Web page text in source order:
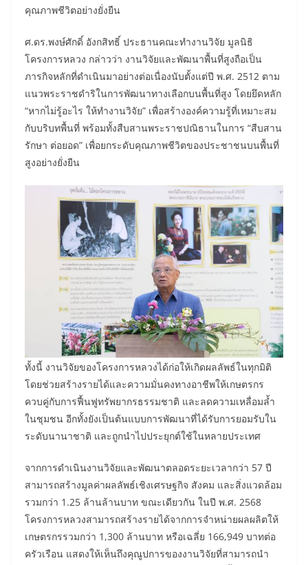
คุณภาพชีวิตอย่างยั่งยืน
ศ.ดร.พงษ์ศักดิ์ อังกสิทธิ์ ประธานคณะทำงานวิจัย มูลนิธิ
โครงการหลวง กล่าวว่า งานวิจัยและพัฒนาพื้นที่สูงถือเป็น
ภารกิจหลักที่ดำเนินมาอย่างต่อเนื่องนับตั้งแต่ปี พ.ศ. 2512 ตาม
แนวพระราชดำริในการพัฒนาทางเลือกบนพื้นที่สูง โดยยึดหลัก
“หากไม่รู้อะไร ให้ทำงานวิจัย” เพื่อสร้างองค์ความรู้ที่เหมาะสม
กับบริบทพื้นที่ พร้อมทั้งสืบสานพระราชปณิธานในการ “สืบสาน
รักษา ต่อยอด” เพื่อยกระดับคุณภาพชีวิตของประชาชนบนพื้นที่
สูงอย่างยั่งยืน
ทั้งนี้ งานวิจัยของโครงการหลวงได้ก่อให้เกิดผลลัพธ์ในทุกมิติ
โดยช่วยสร้างรายได้และความมั่นคงทางอาชีพให้เกษตรกร
ควบคู่กับการฟื้นฟูทรัพยากรธรรมชาติ และลดความเหลื่อมล้ำ
ในชุมชน อีกทั้งยังเป็นต้นแบบการพัฒนาที่ได้รับการยอมรับใน
ระดับนานาชาติ และถูกนำไปประยุกต์ใช้ในหลายประเทศ
จากการดำเนินงานวิจัยและพัฒนาตลอดระยะเวลากว่า 57 ปี
สามารถสร้างมูลค่าผลลัพธ์เชิงเศรษฐกิจ สังคม และสิ่งแวดล้อม
รวมกว่า 1.25 ล้านล้านบาท ขณะเดียวกัน ในปี พ.ศ. 2568
โครงการหลวงสามารถสร้างรายได้จากการจำหน่ายผลผลิตให้
เกษตรกรรวมกว่า 1,300 ล้านบาท หรือเฉลี่ย 166,949 บาทต่อ
ครัวเรือน แสดงให้เห็นถึงคุณูปการของงานวิจัยที่สามารถนำ